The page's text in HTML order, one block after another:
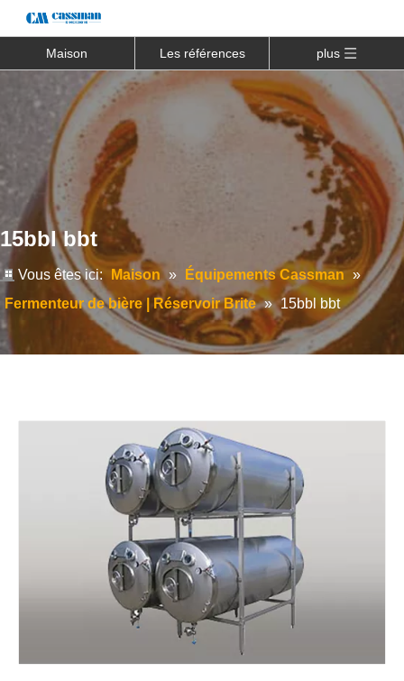
Maison Les références plus
15bbl bbt
Vous êtes ici: Maison » Équipements Cassman »
Fermenteur de bière | Réservoir Brite » 15bbl bbt